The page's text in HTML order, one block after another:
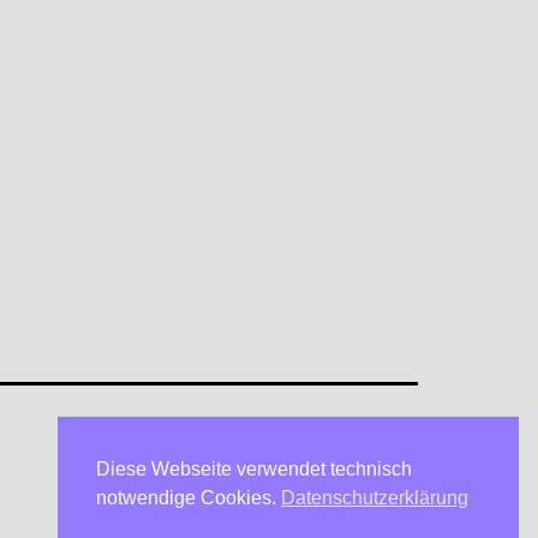
Datenschutzerklärung
Diese Webseite verwendet technisch
notwendige Cookies. Datenschutzerklärung